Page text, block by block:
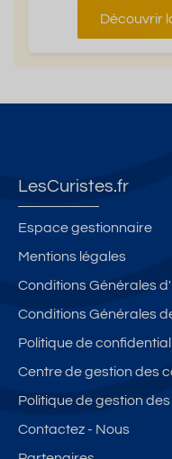
Découvrir
LesCuristes.fr
Espace gestionnaire
Mentions légales
Conditions Générales
Conditions Générales
Politique de
Centre de gestion des
Politique de gestion
Contactez - Nous